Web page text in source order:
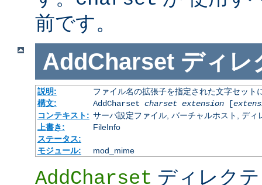
前です。
AddCharset ディレ
説明:
ファイル名の拡張子を指定された文字セット
構文:
AddCharset charset extension[
コンテキスト: サーバ設定ファイル, バーチャルホスト, ディ
上書き:
FileInfo
ステータス:
モジュール:
mod_mime
AddCharset ディレク